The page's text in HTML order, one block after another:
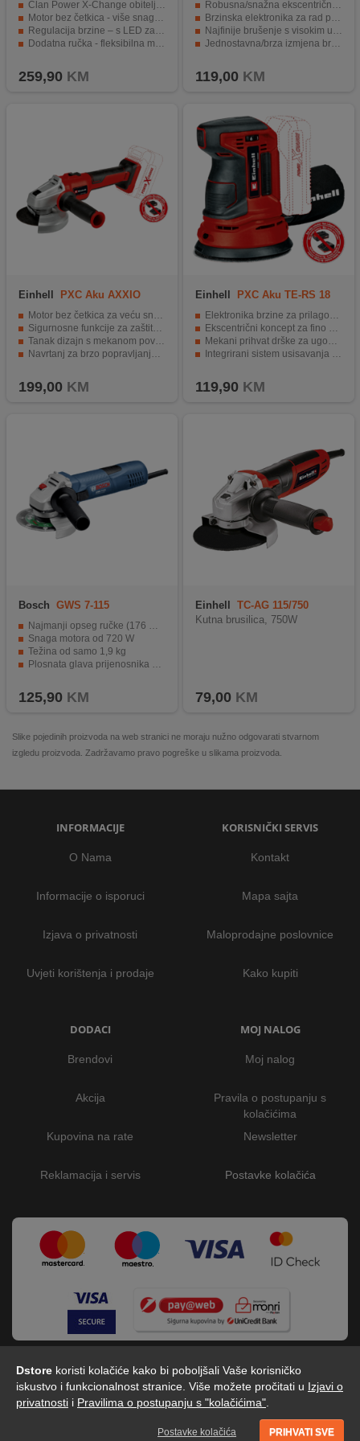
Dstore koristi kolačiće kako bi poboljšali Vaše korisničko
iskustvo i funkcionalnost stranice. Više možete pročitati u Izjavi o
privatnosti i Pravilima o postupanju s "kolačićima"
Postavke kolačića PRIHVATI SVE
Član Power X-Change obitelji, potrebna 1x 18V baterija
Motor bez četkica - više snage i duže vrijeme rada
Regulacija brzine – s LED zaslonom
Dodatna ručka - fleksibilna montaža u dva položaja
259,90 KM
Robusna/snažna ekscentrična brusilica za brojne primjene
Brzinska elektronika za rad primjeren materijalu i primjeni
Najfinije brušenje s visokim učinkom
Jednostavna/brza izmjena brusnog papira
119,00 KM
Einhell
PXC Aku AXXIO
Motor bez četkica za veću snagu
Sigurnosne funkcije za zaštitu od preopterećenja
Tanak dizajn s mekanom površinom za držanje
Navrtanj za brzo popravljanje diska
199,00 KM
Einhell
PXC Aku TE-RS 18
Elektronika brzine za prilagodljiv rad
Ekscentrični koncept za fino brušenje
Mekani prihvat drške za ugodan rad
Integrirani sistem usisavanja prašine
119,90 KM
Bosch GWS 7-115
Najmanji opseg ručke (176 mm)
Snaga motora od 720 W
Težina od samo 1,9 kg
Plosnata glava prijenosnika za udobni rad
125,90 KM
Einhell
TC-AG 115/750
Kutna brusilica, 750W
79,00 KM
Slike pojedinih proizvoda na web stranici ne moraju nužno odgovarati stvarnom
izgledu proizvoda. Zadržavamo pravo pogreške u slikama proizvoda.
INFORMACIJE
O Nama
Informacije o isporuci
Izjava o privatnosti
Uvjeti korištenja i prodaje
KORISNIČKI SERVIS
Kontakt
Mapa sajta
Maloprodajne poslovnice
Kako kupiti
DODACI
Brendovi
Akcija
Kupovina na rate
Reklamacija i servis
MOJ NALOG
Moj nalog
Pravila o postupanju s
kolačićima
Newsletter
Postavke kolačića
Dstore - Centar tehnike © 2026 by Digitalis d.o.o